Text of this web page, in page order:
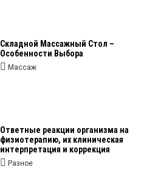
Складной Массажный Стол –
Особенности Выбора
Массаж
Ответные реакции организма на
физиотерапию, их клиническая
интерпретация и коррекция
Разное